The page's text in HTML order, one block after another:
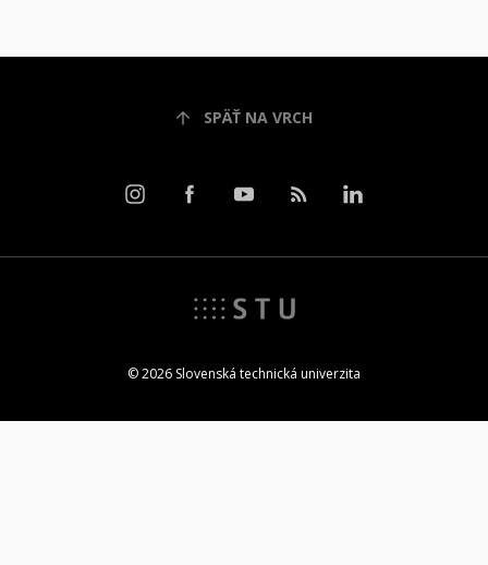
SPÄŤ NA VRCH
© 2026 Slovenská technická univerzita